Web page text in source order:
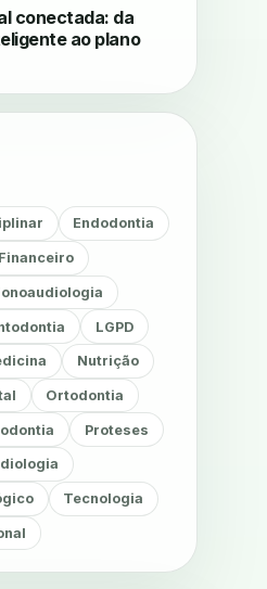
conectada: da
ao plano
Endodontia
Financeiro
LGPD
Nutrição
Ortodontia
Proteses
Tecnologia